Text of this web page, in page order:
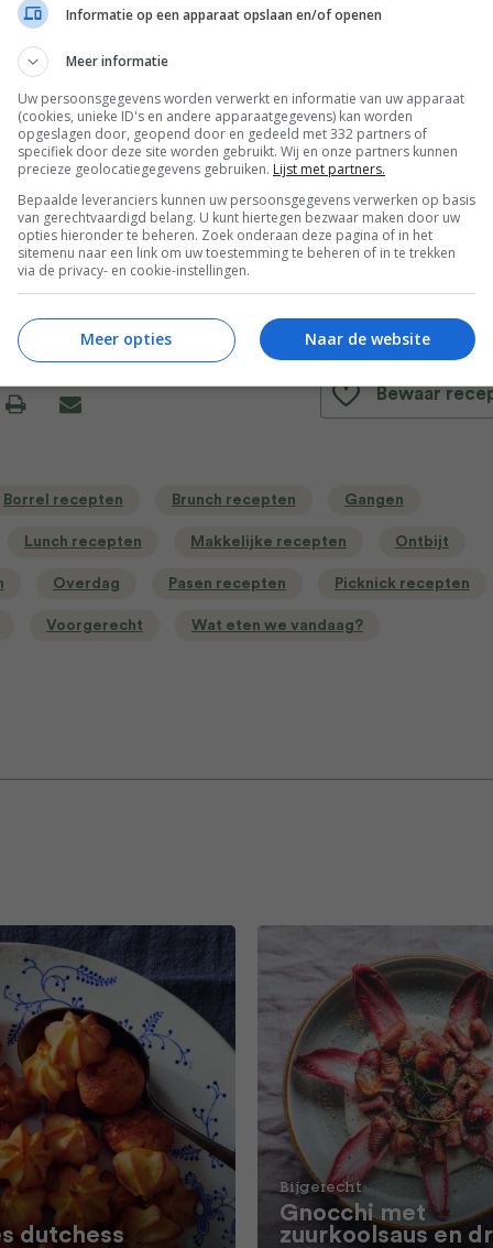
een Schots eitje in het vet zakken. Na ongeveer 4
goudbruin en gaar moeten zijn; snijd het doormidden
– als je weet dat de timing goed is kun je de rest in porties
tegelijk bakken.
eitjes op een bord met keukenpapier uitlekken en serveer
een pot Engelse mosterd en een koel glas bier.
het boek ‘Te gast bij Jamie’ van Jamie Oliver (€29,99,
Bewaar
Borrel recepten Brunch recepten Gangen
Lunch recepten Makkelijke recepten Ontbijt
Overdag Pasen recepten Picknick recepten
Voorgerecht Wat eten we vandaag?
dutchess
Bijgerecht
Gnocchi met
zuurkoolsaus en
Informatie op een apparaat opslaan en/of openen
Meer informatie
Uw persoonsgegevens worden verwerkt en informatie van uw apparaat
(cookies, unieke ID's en andere apparaatgegevens) kan worden
opgeslagen door, geopend door en gedeeld met 332 partners of
specifiek door deze site worden gebruikt. Wij en onze partners kunnen
precieze geolocatiegegevens gebruiken. Lijst met partners.
Bepaalde leveranciers kunnen uw persoonsgegevens verwerken op basis
van gerechtvaardigd belang. U kunt hiertegen bezwaar maken door uw
opties hieronder te beheren. Zoek onderaan deze pagina of in het
sitemenu naar een link om uw toestemming te beheren of in te trekken
via de privacy- en cookie-instellingen.
Naar de website
Meer opties